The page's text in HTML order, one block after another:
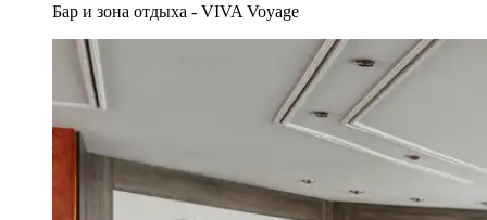
Бар и зона отдыха - VIVA Voyage